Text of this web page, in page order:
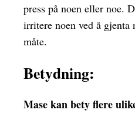
press på noen eller noe.
irritere noen ved å gjenta
måte.
Betydning:
Mase kan bety flere